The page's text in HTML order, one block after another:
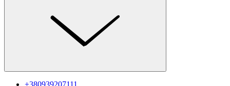
+380939207111